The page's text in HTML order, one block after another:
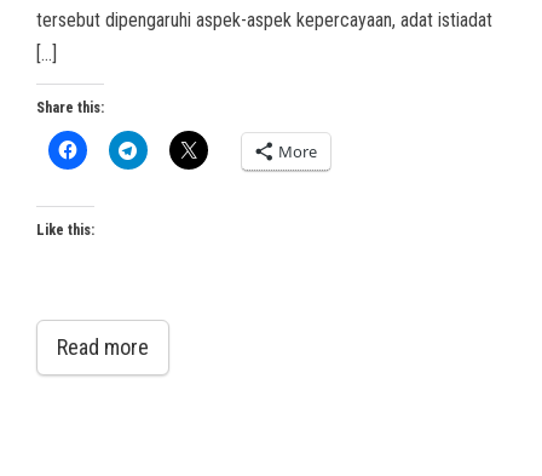
tersebut dipengaruhi aspek-aspek kepercayaan, adat istiadat
[…]
Share this:
More
Like this:
Read more